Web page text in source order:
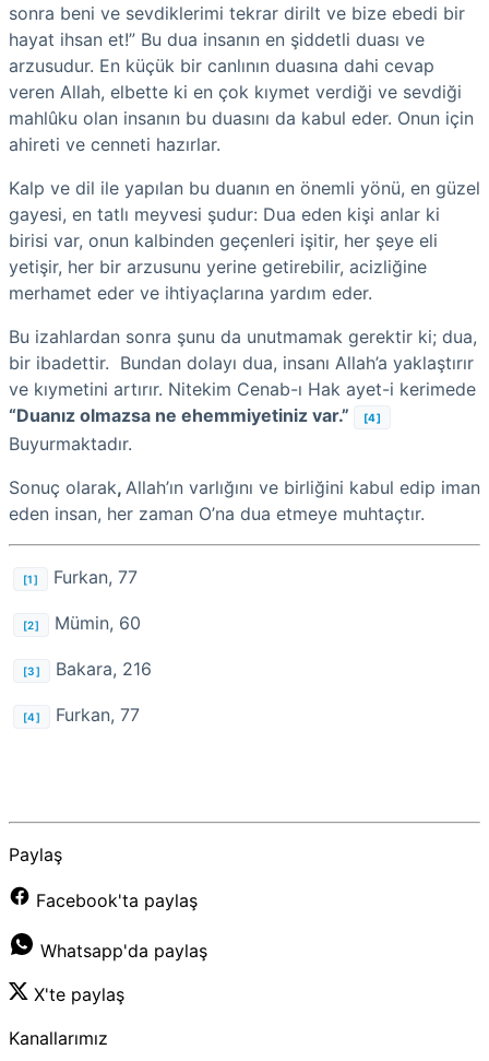
sonra beni ve sevdiklerimi tekrar dirilt ve bize ebedi bir
hayat ihsan et!” Bu dua insanın en şiddetli duası ve
arzusudur. En küçük bir canlının duasına dahi cevap
veren Allah, elbette ki en çok kıymet verdiği ve sevdiği
mahlûku olan insanın bu duasını da kabul eder. Onun için
ahireti ve cenneti hazırlar.
Kalp ve dil ile yapılan bu duanın en önemli yönü, en güzel
gayesi, en tatlı meyvesi şudur: Dua eden kişi anlar ki
birisi var, onun kalbinden geçenleri işitir, her şeye eli
yetişir, her bir arzusunu yerine getirebilir, acizliğine
merhamet eder ve ihtiyaçlarına yardım eder.
Bu izahlardan sonra şunu da unutmamak gerektir ki; dua,
bir ibadettir. Bundan dolayı dua, insanı Allah’a yaklaştırır
ve kıymetini artırır. Nitekim Cenab-ı Hak ayet-i kerimede
“Duanız olmazsa ne ehemmiyetiniz var.”
[4]
Buyurmaktadır.
Sonuç olarak, Allah’ın varlığını ve birliğini kabul edip iman
eden insan, her zaman O’na dua etmeye muhtaçtır.
[1] Furkan, 77
[2] Mümin, 60
[3] Bakara, 216
[4] Furkan, 77
Paylaş
Facebook'ta paylaş
Whatsapp'da paylaş
X'te paylaş
Kanallarımız